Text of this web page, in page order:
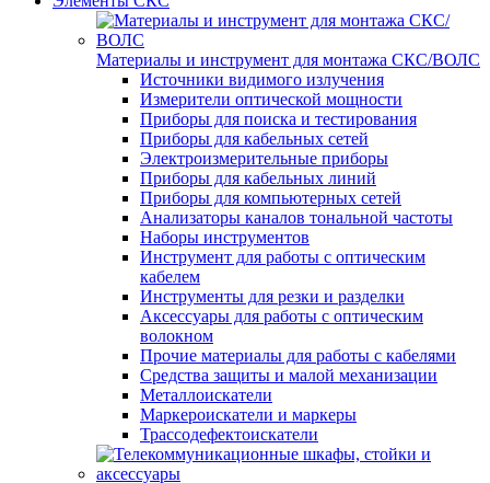
Материалы и инструмент для монтажа СКС/ВОЛС
Источники видимого излучения
Измерители оптической мощности
Приборы для поиска и тестирования
Приборы для кабельных сетей
Электроизмерительные приборы
Приборы для кабельных линий
Приборы для компьютерных сетей
Анализаторы каналов тональной частоты
Наборы инструментов
Инструмент для работы с оптическим
кабелем
Инструменты для резки и разделки
Аксессуары для работы с оптическим
волокном
Прочие материалы для работы с кабелями
Средства защиты и малой механизации
Металлоискатели
Маркероискатели и маркеры
Трассодефектоискатели